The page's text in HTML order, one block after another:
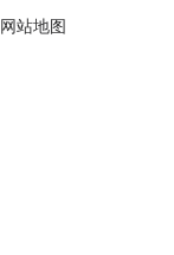
网站地图